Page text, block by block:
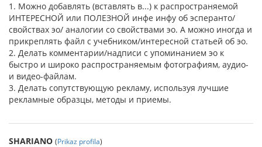
1. Можно добавлять (вставлять в...) к распространяемой
ИНТЕРЕСНОЙ или ПОЛЕЗНОЙ инфе инфу об эсперанто/
свойствах эо/ аналогии со свойствами эо. А можно иногда и
прикреплять файл с учебником/интересной статьей об эо.
2. Делать комментарии/надписи с упоминанием эо к
быстро и широко распространяемым фотографиям, аудио-
и видео-файлам.
3. Делать сопутствующую рекламу, используя лучшие
рекламные образцы, методы и приемы.
SHARIANO (Prikaz profila)